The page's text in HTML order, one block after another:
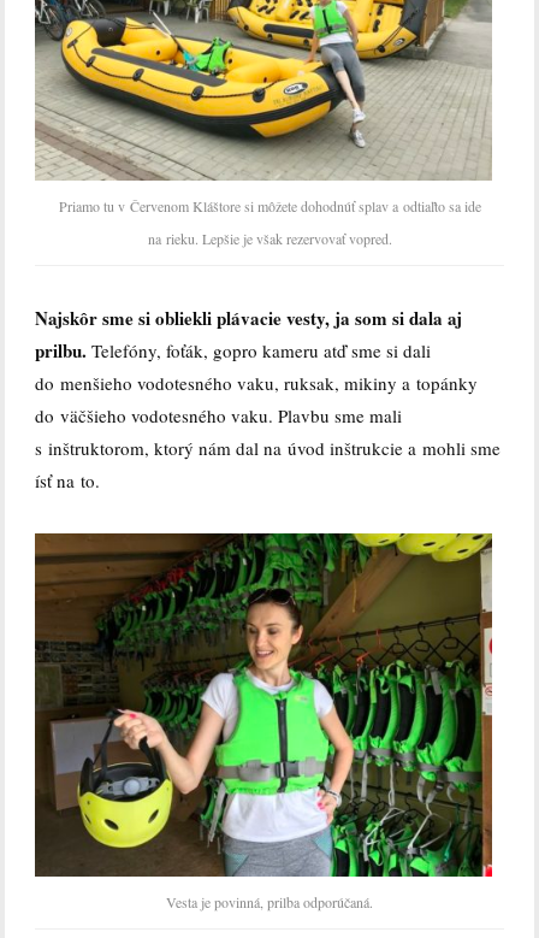
Priamo tu v Červenom Kláštore si môžete dohodnúť splav a odtiaľto sa ide
na rieku. Lepšie je však rezervovať vopred.
Najskôr sme si obliekli plávacie vesty, ja som si dala aj
prilbu. Telefóny, foťák, gopro kameru atď sme si dali
do menšieho vodotesného vaku, ruksak, mikiny a topánky
do väčšieho vodotesného vaku. Plavbu sme mali
s inštruktorom, ktorý nám dal na úvod inštrukcie a mohli sme
ísť na to.
Vesta je povinná, prilba odporúčaná.